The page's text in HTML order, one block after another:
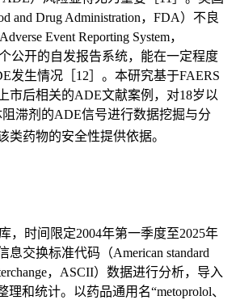
and Drug Administration，FDA）不良
Event Reporting System，
公开的自发报告系统，能在一定程度
发生情况［12］。本研究基于FAERS
市后相关的ADE文献案例，对18岁以
阻滞剂的ADE信号进行数据挖掘与分
类药物的安全性提供依据。
，时间限定2004年第一季度至2025年
息交换标准代码（American standard
，ASCII）数据进行分析，导入
理和统计。以药品通用名“metoprolol、